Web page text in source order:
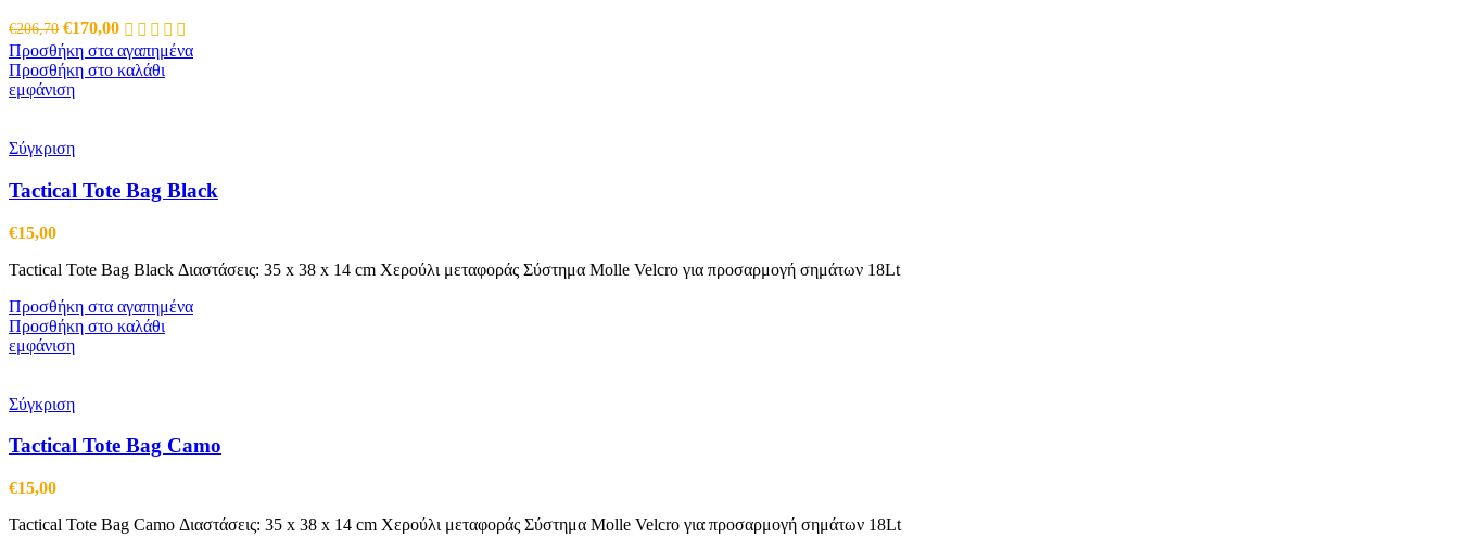
€206,70 Original
price
was:
€206,70.
€170,00Η
τρέχουσα
τιμή
είναι:
Προσθήκη στα αγαπημένα
Προσθήκη στο καλάθι
εμφάνιση
Σύγκριση
Tactical Tote Bag Black
€15,00
Tactical Tote Bag Black Διαστάσεις: 35 x 38 x 14 cm Χερούλι μεταφοράς Σύστημα Molle Velcro για προσαρμογή σημάτων 18Lt
Προσθήκη στα αγαπημένα
Προσθήκη στο καλάθι
εμφάνιση
Σύγκριση
Tactical Tote Bag Camo
€15,00
Tactical Tote Bag Camo Διαστάσεις: 35 x 38 x 14 cm Χερούλι μεταφοράς Σύστημα Molle Velcro για προσαρμογή σημάτων 18Lt